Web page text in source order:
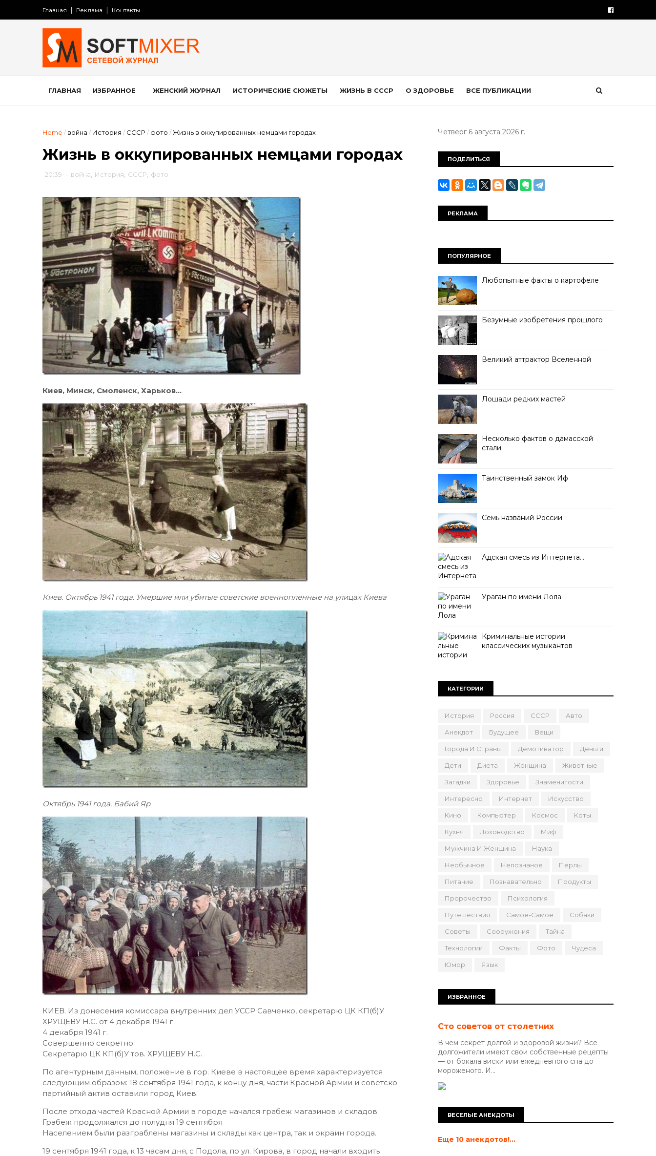
Главная Реклама Контакты
ГЛАВНАЯ ИЗБРАННОЕ ЖЕНСКИЙ ЖУРНАЛ ИСТОРИЧЕСКИЕ СЮЖЕТЫ ЖИЗНЬ В СССР О ЗДОРОВЬЕ ВСЕ ПУБЛИКАЦИИ
Home / война / История / СССР / фото /Жизнь в оккупированных немцами городах
Жизнь в оккупированных немцами городах
20:39 - война История СССР фото
Киев, Минск, Смоленск, Харьков…
Киев. Октябрь 1941 года. Умершие или убитые советские военнопленные на улицах Киева
Октябрь 1941 года. Бабий Яр
КИЕВ. Из донесения комиссара внутренних дел УССР Савченко, секретарю ЦК КП(б)У
ХРУЩЕВУ H.С. от 4 декабря 1941 г.
4 декабря 1941 г.
Совершенно секретно
Секретарю ЦК КП(б)У тов. ХРУЩЕВУ H.С.
По агентурным данным, положение в гор. Киеве в настоящее время характеризуется
следующим образом: 18 сентября 1941 года, к концу дня, части Красной Армии и советско-
партийный актив оставили город Киев.
После отхода частей Красной Армии в городе начался грабеж магазинов и складов.
Грабеж продолжался до полудня 19 сентября
Hаселением были разграблены магазины и склады как центра, так и окраин города.
19 сентября 1941 года, к 13 часам дня, с Подола, по ул. Кирова, в город начали входить
Четверг 6 августа 2026 г.
ПОДЕЛИТЬСЯ
РЕКЛАМА
ПОПУЛЯРНОЕ
Любопытные факты о картофеле
Безумные изобретения прошлого
Великий аттрактор Вселенной
Лошади редких мастей
Несколько фактов о дамасской
стали
Таинственный замок Иф
Семь названий России
Адская смесь из Интернета…
Ураган по имени Лола
Криминальные истории
классических музыкантов
КАТЕГОРИИ
История Россия СССР Авто
Анекдот Будущее Вещи
Города И Страны Демотиватор Деньги
Дети Диета Женщина Животные
Загадки Здоровье Знаменитости
Интересно Интернет Искусство
Кино Компьютер Космос Коты
Кухня Лоховодство Миф
Мужчина И Женщина Наука
Необычное Непознаное Перлы
Питание Познавательно Продукты
Пророчество Психология
Путешествия Самое-Самое Собаки
Советы Сооружения Тайна
Технологии Факты Фото Чудеса
Юмор Язык
ИЗБРАННОЕ
Сто советов от столетних
В чем секрет долгой и здоровой жизни? Все
долгожители имеют свои собственные рецепты
— от бокала виски или ежедневного сна до
мороженого. И...
ВЕСЕЛЫЕ АНЕКДОТЫ
Еще 10 анекдотов!...